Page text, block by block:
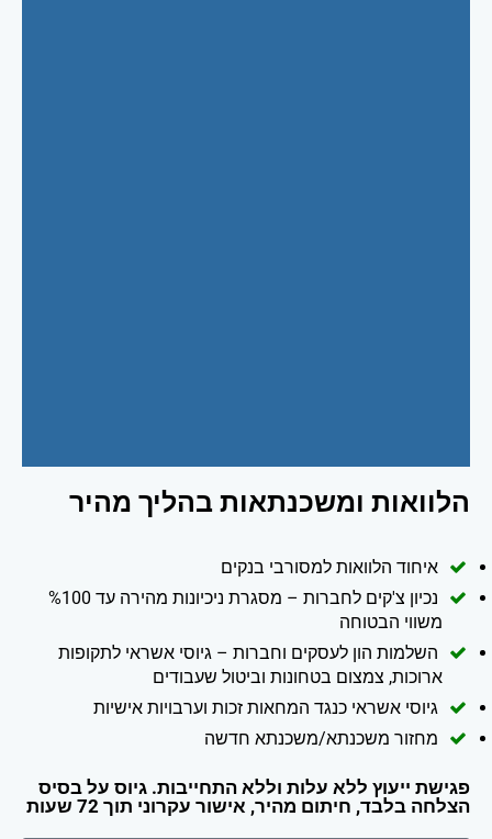
הלוואות ומשכנתאות בהליך מהיר
איחוד הלוואות למסורבי בנקים
נכיון צ'קים לחברות – מסגרת ניכיונות מהירה עד %100
משווי הבטוחה
השלמות הון לעסקים וחברות – גיוסי אשראי לתקופות
ארוכות, צמצום בטחונות וביטול שעבודים
גיוסי אשראי כנגד המחאות זכות וערבויות אישיות
מחזור משכנתא/משכנתא חדשה
פגישת ייעוץ ללא עלות וללא התחייבות. גיוס על בסיס
הצלחה בלבד, חיתום מהיר, אישור עקרוני תוך 72 שעות